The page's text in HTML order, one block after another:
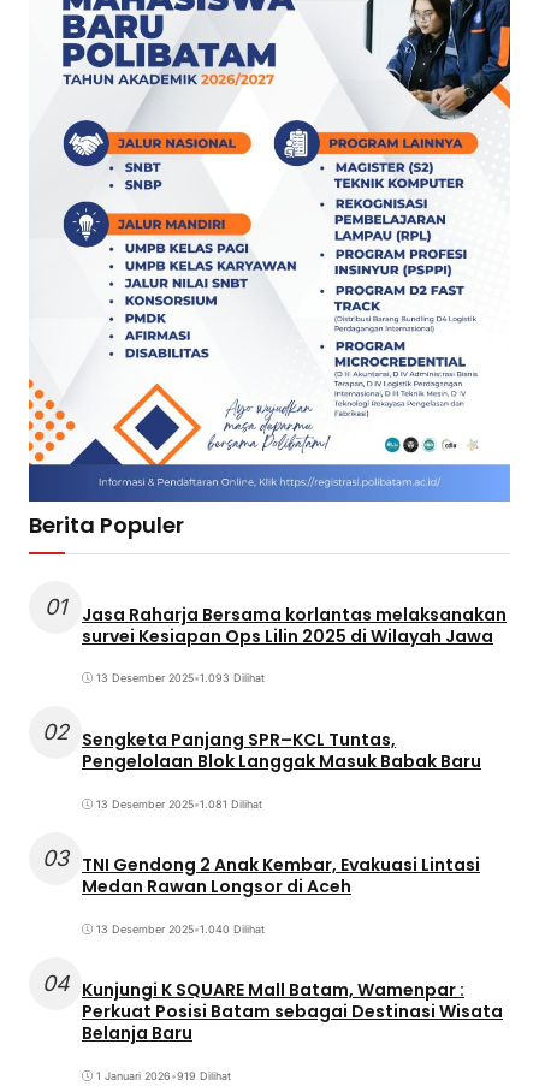
Berita Populer
01
Jasa Raharja Bersama korlantas melaksanakan
survei Kesiapan Ops Lilin 2025 di Wilayah Jawa
13 Desember 2025•1.093 Dilihat
02 Sengketa Panjang SPR–KCL Tuntas,
Pengelolaan Blok Langgak Masuk Babak Baru
13 Desember 2025•1.081 Dilihat
03 TNI Gendong 2 Anak Kembar, Evakuasi Lintasi
Medan Rawan Longsor di Aceh
13 Desember 2025•1.040 Dilihat
04 Kunjungi K SQUARE Mall Batam, Wamenpar :
Perkuat Posisi Batam sebagai Destinasi Wisata
Belanja Baru
1 Januari 2026•919 Dilihat